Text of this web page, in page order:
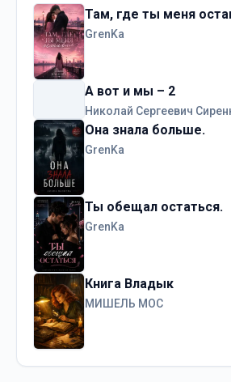
Там, где ты меня
GrenKa
А вот и мы – 2
Николай Сергеевич
Она знала больше.
GrenKa
Ты обещал остаться.
GrenKa
Книга Владык
МИШЕЛЬ МОС